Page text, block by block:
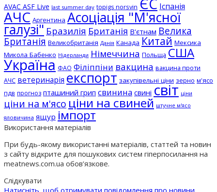
AVAC ASF Live last summer day topigs norsvin ЄС Іспанія
АЧС Аргентина Асоціація "М'ясної
галузі" Бразилія Британія В'єтнам Велика
Британія Великобританія Данія Канада Китай Мексика
Микола Бабенко Нідерланди Німеччина Польща США
Україна ФАО Філіппіни вакцина вакцина проти
АЧС ветеринарія експорт закупівельні ціни зерно м'ясо
пдв прогноз пташиний грип свинина свині світ ціни
ціни на м'ясо ціни на свиней штучне м'ясо
яловичина ящур імпорт
Використання матеріалів
При будь-якому використанні матеріалів, статтей та новин
з сайту відкрите для пошукових систем гіперпосилання на
meatnews.com.ua обов’язкове.
Слідкувати